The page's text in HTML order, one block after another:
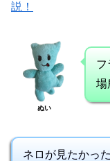
説！
ぬい
フ
場
ネロが見たかっ